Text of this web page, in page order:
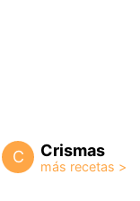
C Crismas